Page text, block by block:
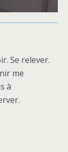
Se relever.
me
à